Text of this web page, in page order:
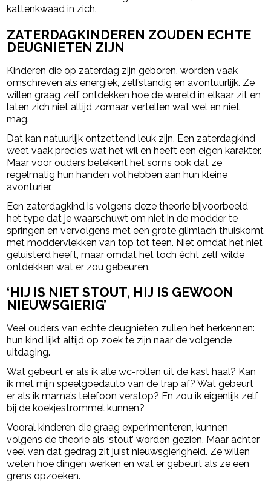
kattenkwaad in zich.
ZATERDAGKINDEREN ZOUDEN ECHTE
DEUGNIETEN ZIJN
Kinderen die op zaterdag zijn geboren, worden vaak
omschreven als energiek, zelfstandig en avontuurlijk. Ze
willen graag zelf ontdekken hoe de wereld in elkaar zit en
laten zich niet altijd zomaar vertellen wat wel en niet
mag.
Dat kan natuurlijk ontzettend leuk zijn. Een zaterdagkind
weet vaak precies wat het wil en heeft een eigen karakter.
Maar voor ouders betekent het soms ook dat ze
regelmatig hun handen vol hebben aan hun kleine
avonturier.
Een zaterdagkind is volgens deze theorie bijvoorbeeld
het type dat je waarschuwt om niet in de modder te
springen en vervolgens met een grote glimlach thuiskomt
met moddervlekken van top tot teen. Niet omdat het niet
geluisterd heeft, maar omdat het toch écht zelf wilde
ontdekken wat er zou gebeuren.
‘HIJ IS NIET STOUT, HIJ IS GEWOON
NIEUWSGIERIG’
Veel ouders van echte deugnieten zullen het herkennen:
hun kind lijkt altijd op zoek te zijn naar de volgende
uitdaging.
Wat gebeurt er als ik alle wc-rollen uit de kast haal? Kan
ik met mijn speelgoedauto van de trap af? Wat gebeurt
er als ik mama’s telefoon verstop? En zou ik eigenlijk zelf
bij de koekjestrommel kunnen?
Vooral kinderen die graag experimenteren, kunnen
volgens de theorie als ‘stout’ worden gezien. Maar achter
veel van dat gedrag zit juist nieuwsgierigheid. Ze willen
weten hoe dingen werken en wat er gebeurt als ze een
grens opzoeken.